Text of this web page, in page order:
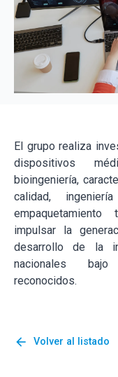
El grupo realiza
dispositivos
bioingeniería,
calidad,
impulsar la
desarrollo de la
nacionales bajo
reconocidos.
arrow_back Volver al listado